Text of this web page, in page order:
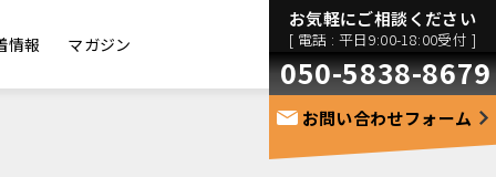
情報 マガジン
お気軽にご相談ください
[ 電話 : 平日9:00-18:00受付 ]
050-5838-8679
お問い合わせフォーム